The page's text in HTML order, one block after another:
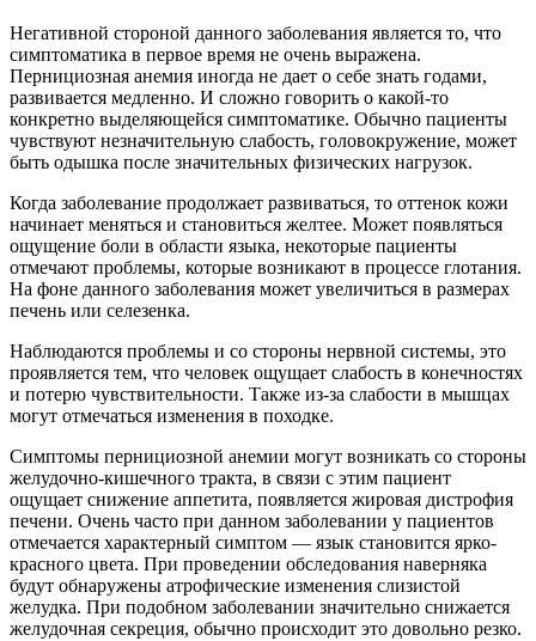
Негативной стороной данного заболевания является то, что
симптоматика в первое время не очень выражена.
Пернициозная анемия иногда не дает о себе знать годами,
развивается медленно. И сложно говорить о какой-то
конкретно выделяющейся симптоматике. Обычно пациенты
чувствуют незначительную слабость, головокружение, может
быть одышка после значительных физических нагрузок.
Когда заболевание продолжает развиваться, то оттенок кожи
начинает меняться и становиться желтее. Может появляться
ощущение боли в области языка, некоторые пациенты
отмечают проблемы, которые возникают в процессе глотания.
На фоне данного заболевания может увеличиться в размерах
печень или селезенка.
Наблюдаются проблемы и со стороны нервной системы, это
проявляется тем, что человек ощущает слабость в конечностях
и потерю чувствительности. Также из-за слабости в мышцах
могут отмечаться изменения в походке.
Симптомы пернициозной анемии могут возникать со стороны
желудочно-кишечного тракта, в связи с этим пациент
ощущает снижение аппетита, появляется жировая дистрофия
печени. Очень часто при данном заболевании у пациентов
отмечается характерный симптом — язык становится ярко-
красного цвета. При проведении обследования наверняка
будут обнаружены атрофические изменения слизистой
желудка. При подобном заболевании значительно снижается
желудочная секреция, обычно происходит это довольно резко.